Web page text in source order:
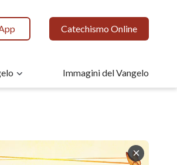
Catechismo Online
Immagini del Vangelo